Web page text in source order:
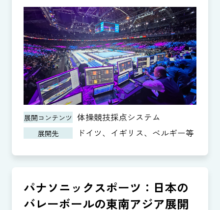
展開コンテンツ 体操競技採点システム
展開先 ドイツ、イギリス、ベルギー等
パナソニックスポーツ：日本の
バレーボールの東南アジア展開